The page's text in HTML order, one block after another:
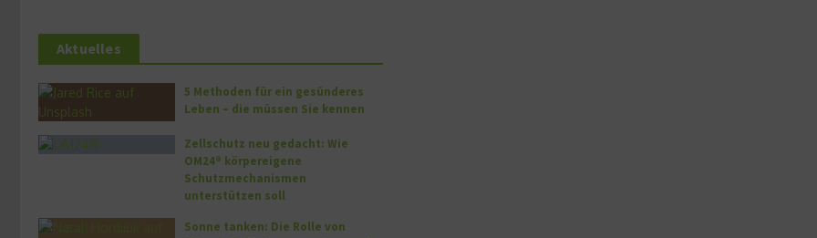
Aktuelles
5 Methoden für ein gesünderes
Leben – die müssen Sie kennen
Zellschutz neu gedacht: Wie
OM24® körpereigene
Schutzmechanismen
unterstützen soll
Sonne tanken: Die Rolle von